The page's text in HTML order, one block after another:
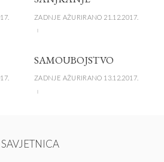
ZADNJE AŽURIRANO 21.12.2017.
SAMOUBOJSTVO
ZADNJE AŽURIRANO 13.12.2017.
SAVJETNICA